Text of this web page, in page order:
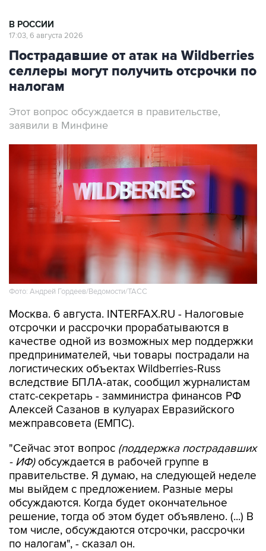
В РОССИИ
17:03, 6 августа 2026
Пострадавшие от атак на Wildberries
селлеры могут получить отсрочки по
налогам
Этот вопрос обсуждается в правительстве,
заявили в Минфине
Фото: Андрей Гордеев/Ведомости/ТАСС
Москва. 6 августа. INTERFAX.RU - Налоговые
отсрочки и рассрочки прорабатываются в
качестве одной из возможных мер поддержки
предпринимателей, чьи товары пострадали на
логистических объектах Wildberries-Russ
вследствие БПЛА-атак, сообщил журналистам
статс-секретарь - замминистра финансов РФ
Алексей Сазанов в кулуарах Евразийского
межправсовета (ЕМПС).
"Сейчас этот вопрос (поддержка пострадавших
- ИФ)обсуждается в рабочей группе в
правительстве. Я думаю, на следующей неделе
мы выйдем с предложением. Разные меры
обсуждаются. Когда будет окончательное
решение, тогда об этом будет объявлено. (...) В
том числе, обсуждаются отсрочки, рассрочки
по налогам", - сказал он.